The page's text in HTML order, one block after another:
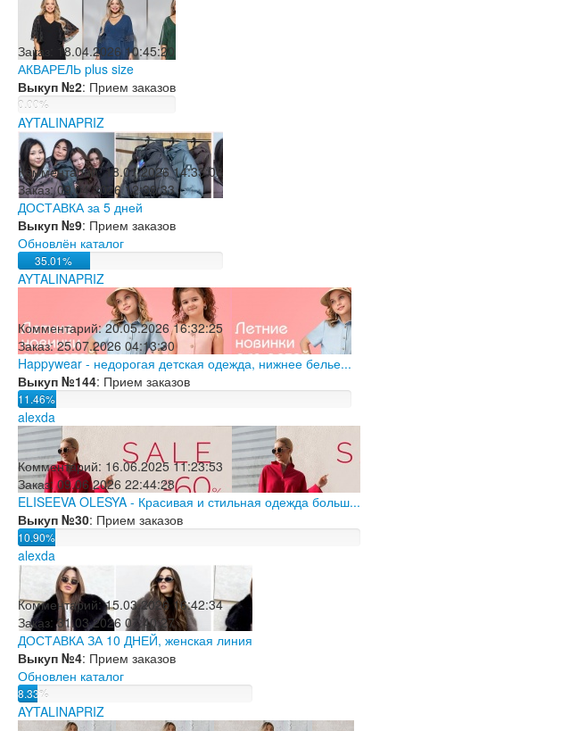
Заказ:
18.04.2026 10:45:20
АКВАРЕЛЬ plus size
Выкуп №2: Прием заказов
0.00%
AYTALINAPRIZ
Комментарий:18.01.2026 14:33:08
Заказ:09.04.2026 12:38:33
ДОСТАВКА за 5 дней
Выкуп №9: Прием заказов
Обновлён каталог
35.01%
AYTALINAPRIZ
Комментарий:20.05.2026 16:32:25
Заказ:25.07.2026 04:13:30
Happywear - недорогая детская одежда, нижнее белье...
Выкуп №144: Прием заказов
11.46%
alexda
Комментарий: 16.06.2025 11:23:53
Заказ:09.06.2026 22:44:28
ELISEEVA OLESYA - Красивая и стильная одежда больш...
Выкуп №30: Прием заказов
10.90%
alexda
Комментарий:15.03.2026 16:42:34
Заказ:31.03.2026 07:40:27
ДОСТАВКА ЗА 10 ДНЕЙ, женская линия
Выкуп №4: Прием заказов
Обновлен каталог
8.33%
AYTALINAPRIZ